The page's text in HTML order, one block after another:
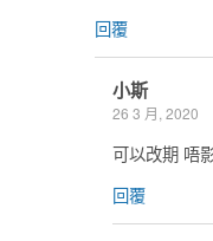
回覆
小斯
26 3 月, 2020
可以改期 唔
回覆